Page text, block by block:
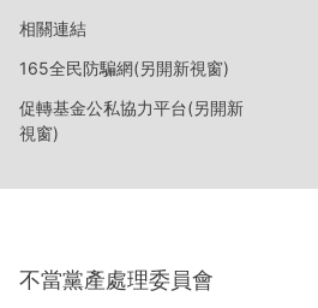
相關連結
165全民防騙網(另開新視窗)
促轉基金公私協力平台(另開新
視窗)
不當黨產處理委員會